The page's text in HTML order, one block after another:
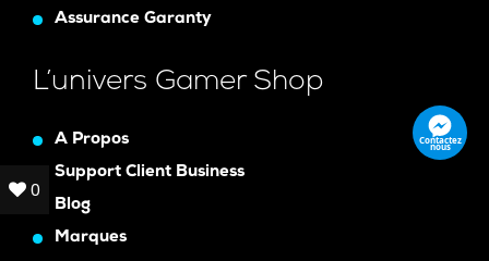
Assurance Garanty
L’univers Gamer Shop
A Propos
Support Client Business
Blog
Marques
Contactez
nous
0
0